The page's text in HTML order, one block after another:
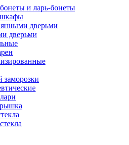
и ларь-бонеты
дверьми
дверьми